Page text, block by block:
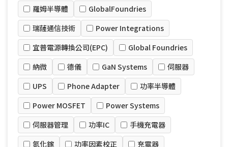
羅姆半導體
GlobalFoundries
瑞薩通信技術
Power Integrations
宜普電源轉換公司(EPC)
Global Foundries
納微
德儀 GaN Systems
伺服器
UPS
Phone Adapter
功率半導體
Power MOSFET
Power Systems
伺服器管理
功率IC
手機充電器
氮化鎵
功率因素校正
充電器